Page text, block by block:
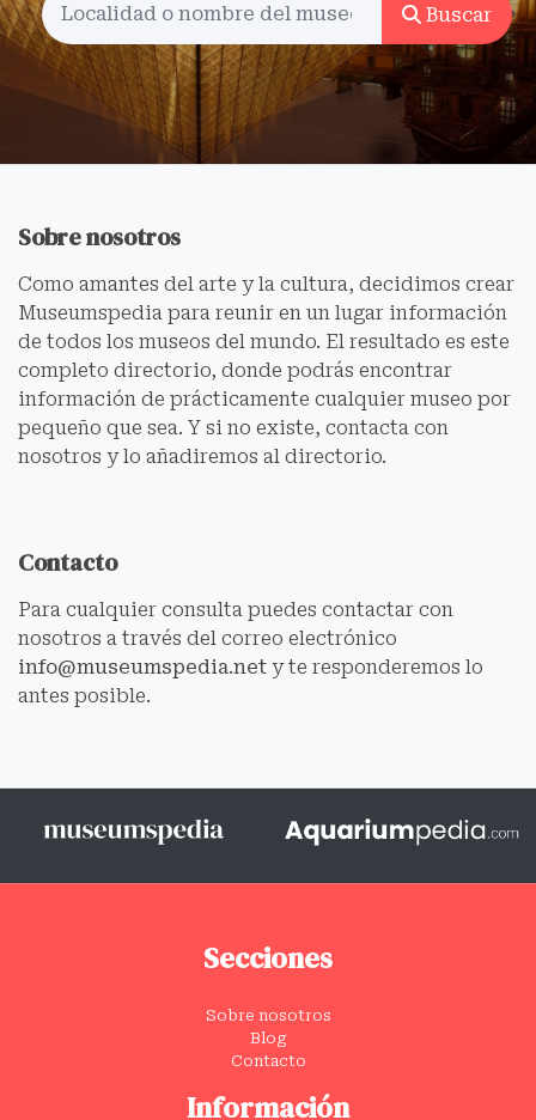
Buscar
Sobre nosotros
Como amantes del arte y la cultura, decidimos crear
Museumspedia para reunir en un lugar información
de todos los museos del mundo. El resultado es este
completo directorio, donde podrás encontrar
información de prácticamente cualquier museo por
pequeño que sea. Y si no existe, contacta con
nosotros y lo añadiremos al directorio.
Contacto
Para cualquier consulta puedes contactar con
nosotros a través del correo electrónico
info@museumspedia.net y te responderemos lo
antes posible.
Secciones
Sobre nosotros
Blog
Contacto
Información